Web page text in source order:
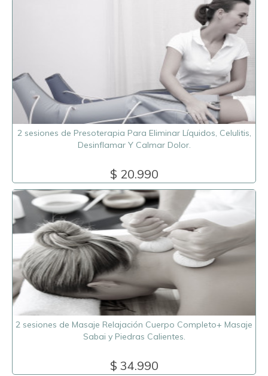
2 sesiones de Presoterapia Para Eliminar Líquidos, Celulitis,
Desinflamar Y Calmar Dolor.
$ 20.990
2 sesiones de Masaje Relajación Cuerpo Completo+ Masaje
Sabai y Piedras Calientes.
$ 34.990